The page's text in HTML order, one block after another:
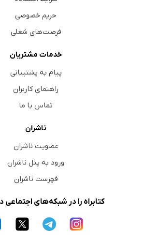
فصل بیستم: مبارزه‌طلبی اسلام 1566-1648
حریم خصوصی
فرصت‌های شغلی
خدمات مشتریان
پیام به پشتیبانی
راهنمای کاربران
تماس با ما
ناشران
عضویت ناشران
ورود به پنل ناشران
فهرست ناشران
کتابراه را در شبکه‌های اجتماعی